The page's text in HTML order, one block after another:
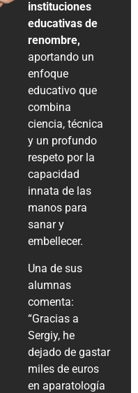
instituciones
educativas de
renombre,
aportando un
enfoque
educativo que
combina
ciencia, técnica
y un profundo
respeto por la
capacidad
innata de las
manos para
sanar y
embellecer.
Una de sus
alumnas
comenta:
“Gracias a
Sergiy, he
dejado de gastar
miles de euros
en aparatología